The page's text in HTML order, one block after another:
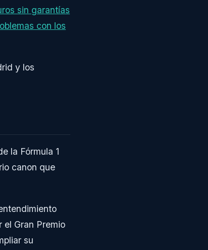
sin garantías
con los
y los
la Fórmula 1
canon que
el Gran Premio
su